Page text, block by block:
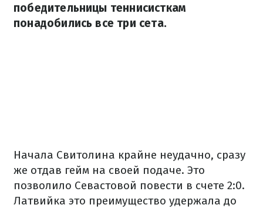
победительницы теннисисткам
понадобились все три сета.
Начала Свитолина крайне неудачно, сразу
же отдав гейм на своей подаче. Это
позволило Севастовой повести в счете 2:0.
Латвийка это преимущество удержала до